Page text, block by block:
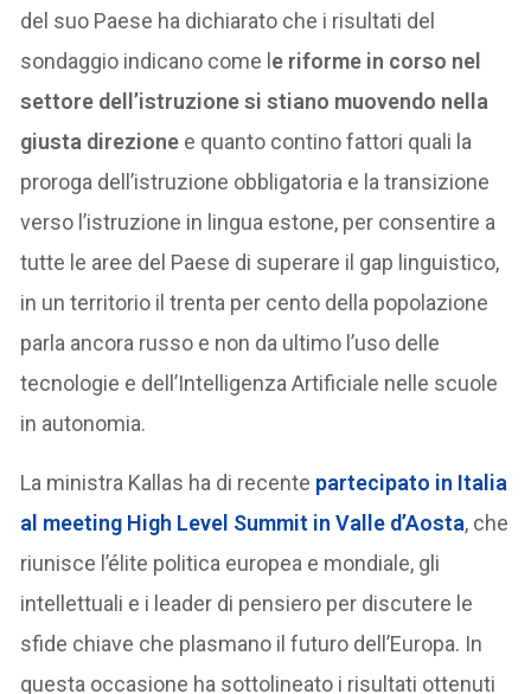
del suo Paese ha dichiarato che i risultati del
sondaggio indicano come le riforme in corso nel
settore dell’istruzione si stiano muovendo nella
giusta direzione e quanto contino fattori quali la
proroga dell’istruzione obbligatoria e la transizione
verso l’istruzione in lingua estone, per consentire a
tutte le aree del Paese di superare il gap linguistico,
in un territorio il trenta per cento della popolazione
parla ancora russo e non da ultimo l’uso delle
tecnologie e dell’Intelligenza Artificiale nelle scuole
in autonomia.
La ministra Kallas ha di recente partecipato in Italia
al meeting High Level Summit in Valle d’Aosta, che
riunisce l’élite politica europea e mondiale, gli
intellettuali e i leader di pensiero per discutere le
sfide chiave che plasmano il futuro dell’Europa. In
questa occasione ha sottolineato i risultati ottenuti